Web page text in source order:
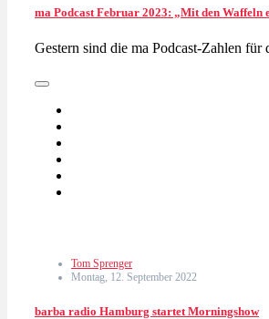
ma Podcast Februar 2023: „Mit den
Gestern sind die ma Podcast-Zahlen
Tom Sprenger
Montag, 12. September 2022
barba radio Hamburg startet Morningshow